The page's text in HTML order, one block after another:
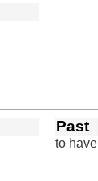
Past
to have